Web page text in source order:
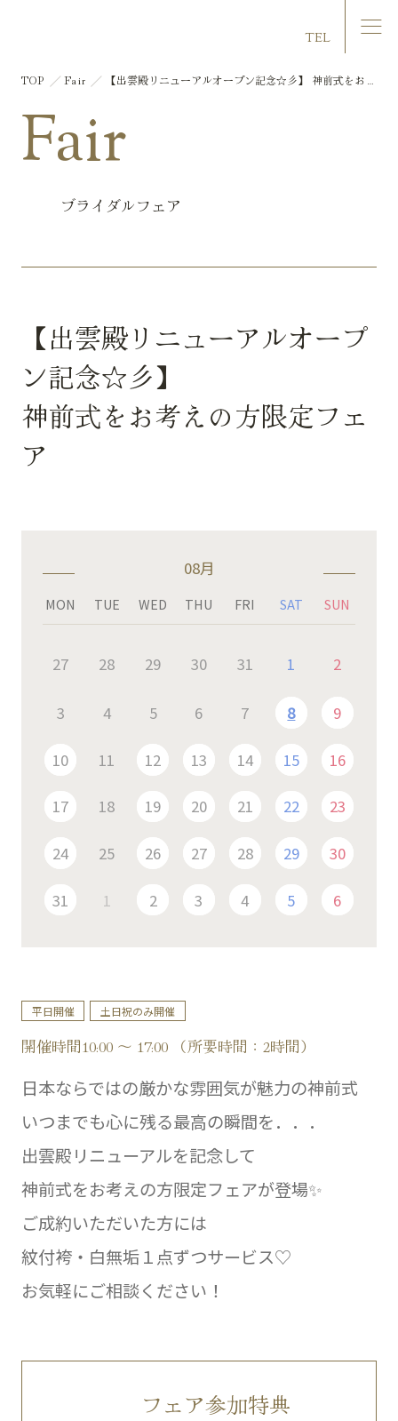
TEL
Fair
ブライダルフェア
TOP Fair
【出雲殿リニューアルオープン記念☆彡】 神前式をお考
【出雲殿リニューアルオープ
ン記念☆彡】
神前式をお考えの方限定フェ
ア
08月
MON TUE WED THU FRI SAT SUN
27 28 29 30 31 1 2
3 4 5 6 7 8 9
10 11 12 13 14 15 16
17 18 19 20 21 22 23
24 25 26 27 28 29 30
31 1 2 3 4 5 6
平日開催 土日祝のみ開催
開催時間10:00 ～ 17:00 （所要時間：2時間）
日本ならではの厳かな雰囲気が魅力の神前式
いつまでも心に残る最高の瞬間を．．．
出雲殿リニューアルを記念して
神前式をお考えの方限定フェアが登場✨
ご成約いただいた方には
紋付袴・白無垢１点ずつサービス♡
お気軽にご相談ください！
フェア参加特典